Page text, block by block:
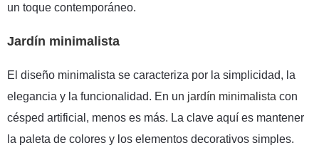
un toque contemporáneo.
Jardín minimalista
El diseño minimalista se caracteriza por la simplicidad, la
elegancia y la funcionalidad. En un jardín minimalista con
césped artificial, menos es más. La clave aquí es mantener
la paleta de colores y los elementos decorativos simples.